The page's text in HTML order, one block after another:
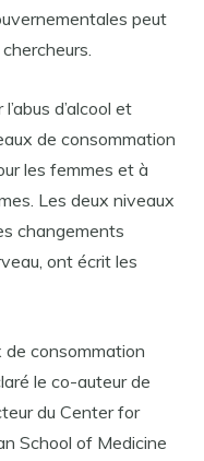
peut
d’alcool et
de consommation
les femmes et à
Les deux niveaux
changements
ont écrit les
de consommation
le co-auteur de
du Center for
School of Medicine